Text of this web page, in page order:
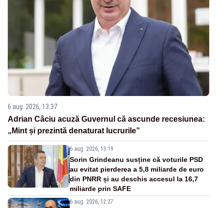
6 aug. 2026, 13:37
Adrian Câciu acuză Guvernul că ascunde recesiunea:
„Mint și prezintă denaturat lucrurile”
6 aug. 2026, 13:19
Sorin Grindeanu susține că voturile PSD
au evitat pierderea a 5,8 miliarde de euro
din PNRR și au deschis accesul la 16,7
miliarde prin SAFE
6 aug. 2026, 12:27